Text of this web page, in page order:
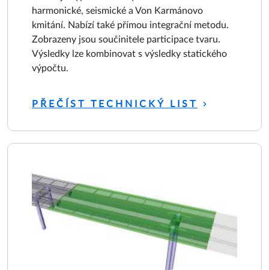
harmonické, seismické a Von Karmánovo
kmitání. Nabízí také přímou integrační metodu.
Zobrazeny jsou součinitele participace tvaru.
Výsledky lze kombinovat s výsledky statického
výpočtu.
PŘEČÍST TECHNICKÝ LIST